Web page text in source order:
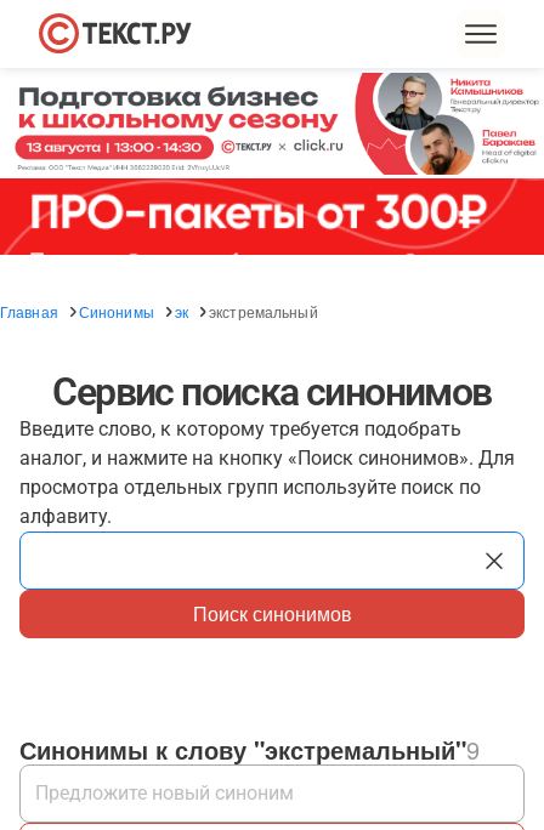
Главная Синонимы эк экстремальный
Сервис поиска синонимов
Введите слово, к которому требуется подобрать
аналог, и нажмите на кнопку «Поиск синонимов». Для
просмотра отдельных групп используйте поиск по
алфавиту.
Поиск синонимов
Синонимы к слову "экстремальный"9